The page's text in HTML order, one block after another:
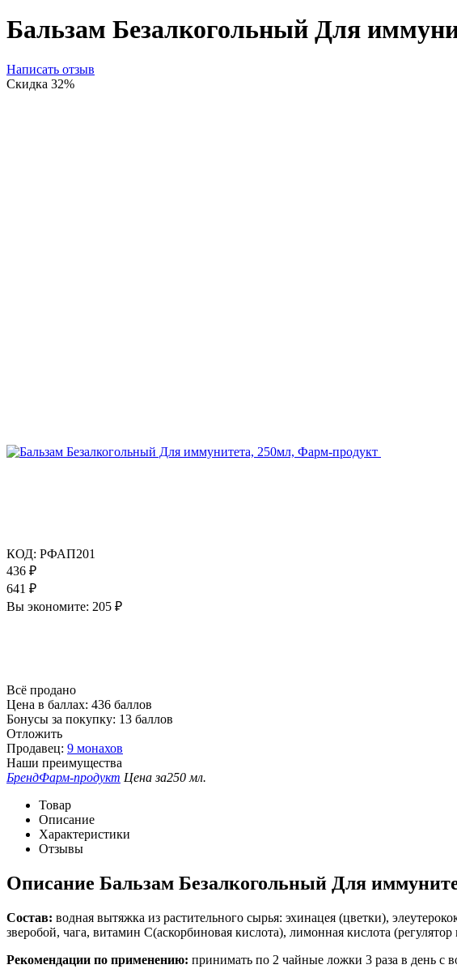
Бальзам Безалкогольный Для
Написать отзыв
Скидка 32%
КОД: РФАП201
436 ₽
641 ₽
Вы экономите: 205 ₽
Всё продано
Цена в баллах: 436 баллов
Бонусы за покупку: 13 баллов
Отложить
Продавец: 9 монахов
Наши преимущества
БрендФарм-продукт Цена за250 мл.
Товар
Описание
Характеристики
Отзывы
Описание Бальзам Безалкогольный Для
Состав: водная вытяжка из растительного сырья: эхинацея (цветки),
зверобой, чага, витамин С(аскорбиновая кислота), лимонная кислота
Рекомендации по применению: принимать по 2 чайные ложки 3 раза в день с